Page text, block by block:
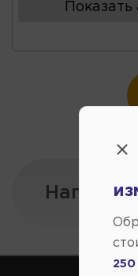
250